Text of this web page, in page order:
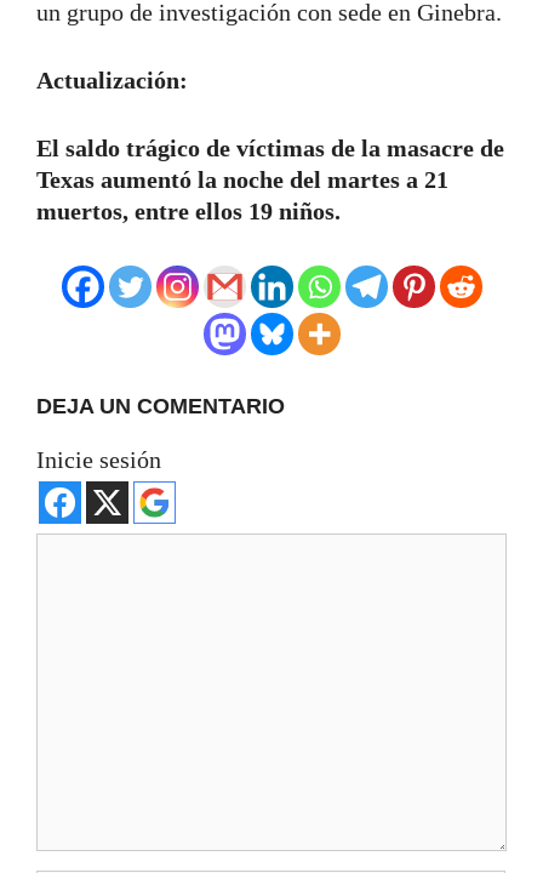
un grupo de investigación con sede en Ginebra.
Actualización:
El saldo trágico de víctimas de la masacre de
Texas aumentó la noche del martes a 21
muertos, entre ellos 19 niños.
DEJA UN COMENTARIO
Inicie sesión